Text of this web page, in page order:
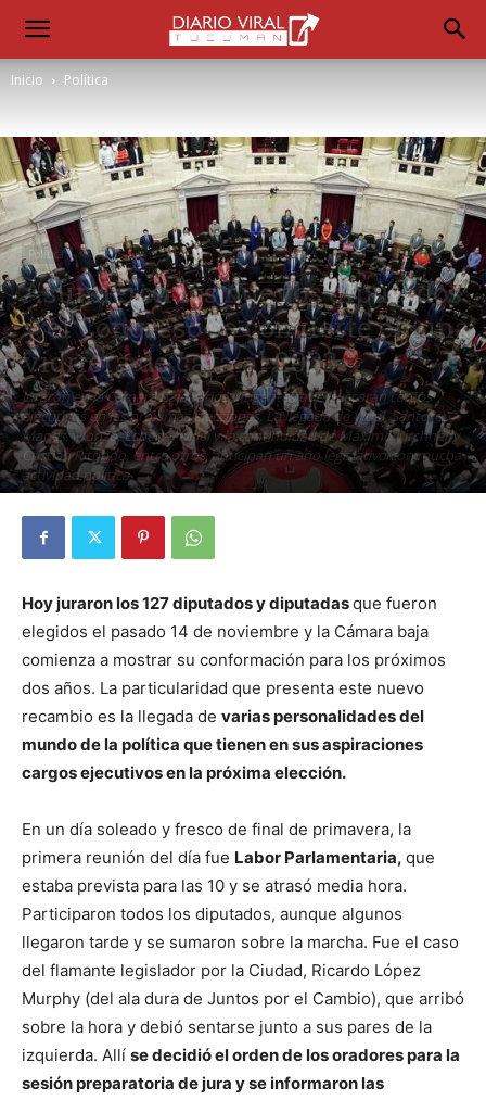
Inicio Política
Política
Asumieron los nuevos diputados
y el Congreso se convierte en una
vidriera de cara al 2023
Juraron en la Cámara baja varios dirigentes que buscarán cargos
ejecutivos en las próximas elecciones. La llegada de Vidal, Santoro,
Manes, Monzó, Espert y Milei y la continuidad de Máximo Kirchner y
Cristian Ritondo, entre otros, anticipan un año legislativo con mucha
actividad política
Hoy juraron los 127 diputados y diputadasque fueron
elegidos el pasado 14 de noviembre y la Cámara baja
comienza a mostrar su conformación para los próximos
dos años. La particularidad que presenta este nuevo
recambio es la llegada de varias personalidades del
mundo de la política que tienen en sus aspiraciones
cargos ejecutivos en la próxima elección.
En un día soleado y fresco de final de primavera, la
primera reunión del día fue Labor Parlamentaria, que
estaba prevista para las 10 y se atrasó media hora.
Participaron todos los diputados, aunque algunos
llegaron tarde y se sumaron sobre la marcha. Fue el caso
del flamante legislador por la Ciudad, Ricardo López
Murphy (del ala dura de Juntos por el Cambio), que arribó
sobre la hora y debió sentarse junto a sus pares de la
izquierda. Allí se decidió el orden de los oradores para la
sesión preparatoria de jura y se informaron las